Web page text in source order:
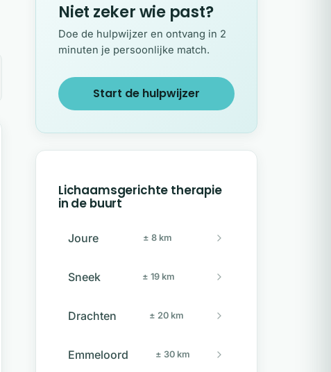
Niet zeker wie past?
Doe de hulpwijzer en ontvang in 2
minuten je persoonlijke match.
Start de hulpwijzer
Lichaamsgerichte therapie
in de buurt
Joure ± 8 km
Sneek ± 19 km
Drachten ± 20 km
Emmeloord ± 30 km